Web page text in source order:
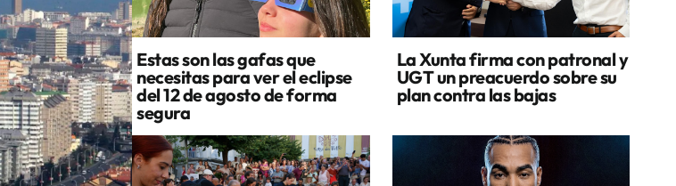
Estas son las gafas que
necesitas para ver el eclipse
del 12 de agosto de forma
segura
La Xunta firma con patronal y
UGT un preacuerdo sobre su
plan contra las bajas